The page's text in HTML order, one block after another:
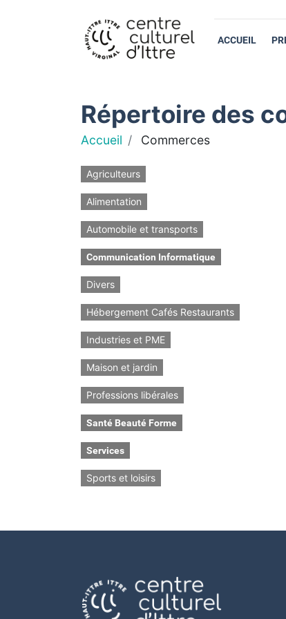
ACCUEIL
Répertoire des
Accueil Commerces
Agriculteurs
Alimentation
Automobile et transports
Communication Informatique
Divers
Hébergement Cafés Restaurants
Industries et PME
Maison et jardin
Professions libérales
Santé Beauté Forme
Services
Sports et loisirs